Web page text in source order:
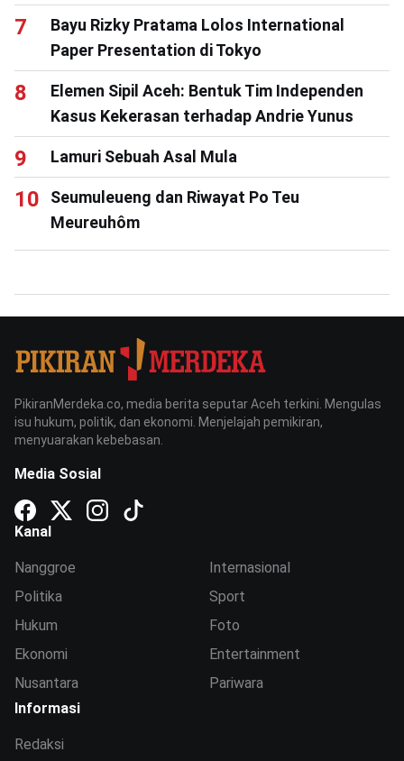
Bayu Rizky Pratama Lolos International
Paper Presentation di Tokyo
Elemen Sipil Aceh: Bentuk Tim Independen
Kasus Kekerasan terhadap Andrie Yunus
Lamuri Sebuah Asal Mula
Seumuleueng dan Riwayat Po Teu
Meureuhôm
PikiranMerdeka.co, media berita seputar Aceh terkini. Mengulas
isu hukum, politik, dan ekonomi. Menjelajah pemikiran,
menyuarakan kebebasan.
Media Sosial
Kanal
Nanggroe
Politika
Hukum
Ekonomi
Nusantara
Internasional
Sport
Foto
Entertainment
Pariwara
Informasi
Redaksi